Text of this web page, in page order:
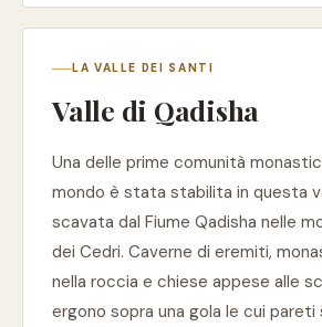
LA VALLE DEI SANTI
Valle di Qadisha
Una delle prime comunità
mondo è stata stabilita in questa
scavata dal Fiume Qadisha nelle
dei Cedri. Caverne di eremiti,
nella roccia e chiese appese alle
ergono sopra una gola le cui pareti